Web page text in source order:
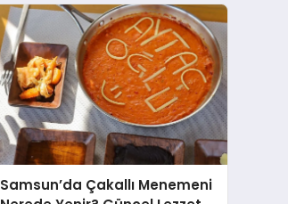
Samsun’da Çakallı Menemeni